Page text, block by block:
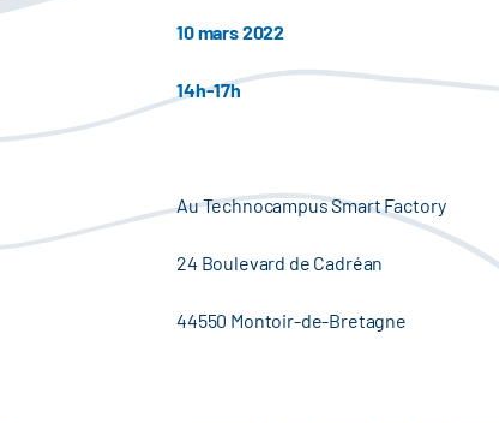
10 mars 2022
14h-17h
Au Technocampus Smart Factory
24 Boulevard de Cadréan
44550 Montoir-de-Bretagne